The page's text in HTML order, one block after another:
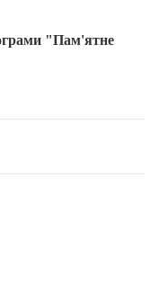
"Пам'ятне